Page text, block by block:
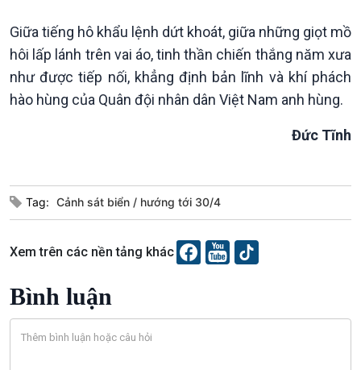
Tin Văn hoá & Du lịch
Chát với người nổi tiếng
Câu chuyện Thể thao
Ảnh
Video
Infographic
E-Magazine
Podcast
Góc nhìn VOV1
Giữa tiếng hô khẩu lệnh dứt khoát, giữa những giọt mồ
hôi lấp lánh trên vai áo, tinh thần chiến thắng năm xưa
như được tiếp nối, khẳng định bản lĩnh và khí phách
hào hùng của Quân đội nhân dân Việt Nam anh hùng.
Đức Tĩnh
Tag: Cảnh sát biển hướng tới 30/4
Xem trên các nền tảng khác
Bình luận